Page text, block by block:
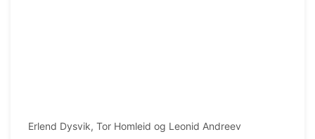
Erlend Dysvik, Tor Homleid og Leonid Andreev